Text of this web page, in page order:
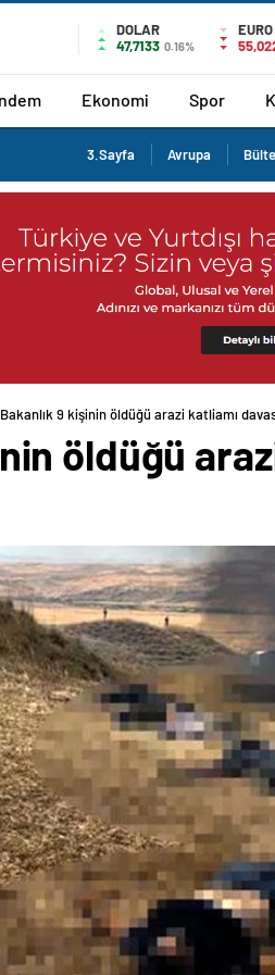
DOLAR
47,7133 0.16%
EURO
Ekonomi Spor
3.Sayfa Avrupa
Bakanlık 9 kişinin öldüğü arazi katliamı
öldüğü